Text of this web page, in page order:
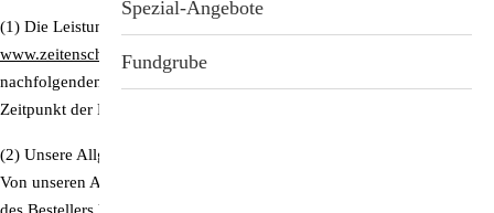
(1) Die Leistungen des Anbieters für den Online-Shop unter
www.zeitenschrift.com/ erfolgen ausschließlich auf der Grundlage der
nachfolgenden Allgemeinen Geschäftsbedingungen in der zum
Zeitpunkt der Bestellung gültigen Fassung.
(2) Unsere Allgemeinen Geschäftsbedingungen gelten ausschließlich.
Von unseren Allgemeinen Geschäftsbedingungen abweichende AGB
Spezial-Angebote
Fundgrube